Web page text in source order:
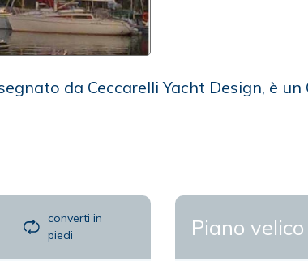
da Ceccarelli Yacht Design, è
converti in
piedi
Piano velico